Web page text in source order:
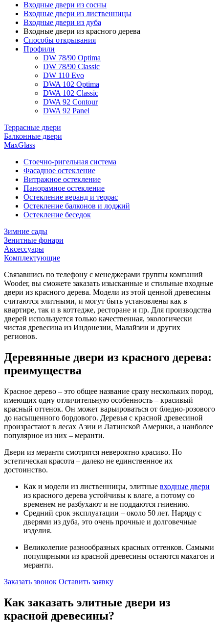
Входные двери из сосны
Входные двери из лиственницы
Входные двери из дуба
Входные двери из красного дерева
Способы открывания
Профили
DW 78/90 Optima
DW 78/90 Classic
DW 110 Evo
DWA 102 Optima
DWA 102 Classic
DWA 92 Contour
DWA 92 Panel
Террасные двери
Балконные двери
MaxGlass
Стоечно-ригельная система
Фасадное остекление
Витражное остекление
Панорамное остекление
Остекление веранд и террас
Остекление балконов и лоджий
Остекление беседок
Зимние сады
Зенитные фонари
Аксессуары
Комплектующие
Связавшись по телефону с менеджерами группы компаний
Wooder, вы сможете заказать изысканные и стильные входные
двери из красного дерева. Модели из этой ценной древесины
считаются элитными, и могут быть установлены как в
квартире, так и в коттедже, ресторане и пр. Для производства
дверей используется только качественная, экологически
чистая древесина из Индонезии, Малайзии и других
регионов.
Деревянные двери из красного дерева:
преимущества
Красное дерево – это общее название сразу нескольких пород,
имеющих одну отличительную особенность – красивый
красный оттенок. Он может варьироваться от бледно-розового
до насыщенного бордового. Деревья с красной древесиной
произрастают в лесах Азии и Латинской Америки, а наиболее
популярное из них – меранти.
Двери из меранти смотрятся невероятно красиво. Но
эстетическая красота – далеко не единственное их
достоинство.
Как и модели из лиственницы, элитные входные двери
из красного дерева устойчивы к влаге, а потому со
временем не разбухают и не поддаются гниению.
Средний срок эксплуатации – около 50 лет. Наряду с
дверями из дуба, это очень прочные и долговечные
изделия.
Великолепие разнообразных красных оттенков. Самыми
популярными из красной древесины остаются махагон и
меранти.
Заказать звонок Оставить заявку
Как заказать элитные двери из
красной древесины?